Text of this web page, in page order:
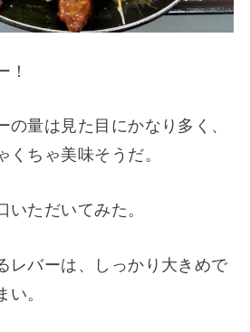
！
の量は見た目にかなり多く、
ちゃ美味そうだ。
いただいてみた。
レバーは、しっかり大きめで
い。